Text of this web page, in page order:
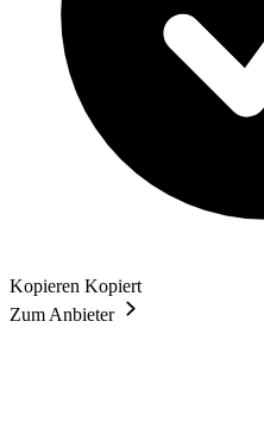
Kopieren Kopiert
Zum Anbieter